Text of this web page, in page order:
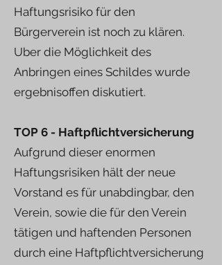
Haftungsrisiko für den
Bürgerverein ist noch zu klären.
Uber die Möglichkeit des
Anbringen eines Schildes wurde
ergebnisoffen diskutiert.
TOP 6 - Haftpflichtversicherung
Aufgrund dieser enormen
Haftungsrisiken hält der neue
Vorstand es für unabdingbar, den
Verein, sowie die für den Verein
tätigen und haftenden Personen
durch eine Haftpflichtversicherung